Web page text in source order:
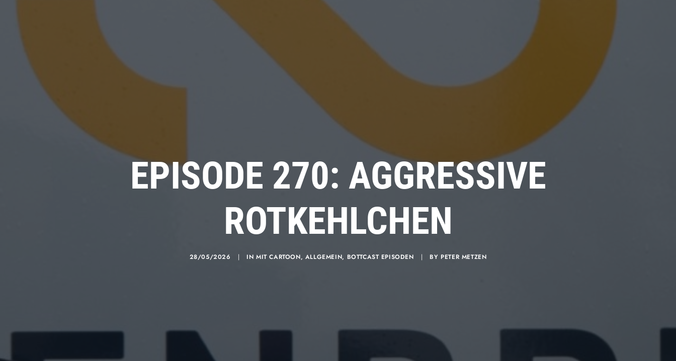
EPISODE 270: AGGRESSIVE
ROTKEHLCHEN
28/05/2026 | INMIT CARTOON, ALLGEMEIN, BOTTCAST EPISODEN | BY PETER METZEN